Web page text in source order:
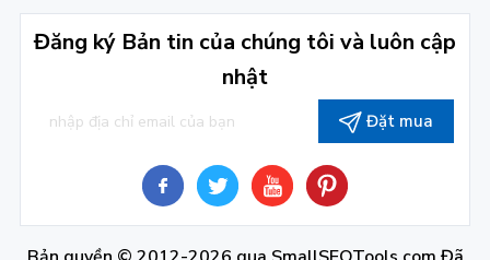
Đăng ký Bản tin của chúng tôi và luôn cập
nhật
Đặt mua